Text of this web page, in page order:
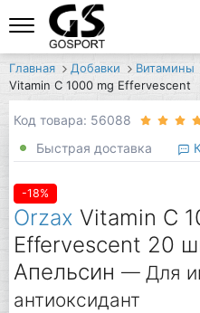
Главная Добавки Витамины
Vitamin C 1000 mg Effervescent
Код товара: 56088
Быстрая доставка
-18%
Orzax Vitamin C
Effervescent 20
Апельсин — Для
антиоксидант